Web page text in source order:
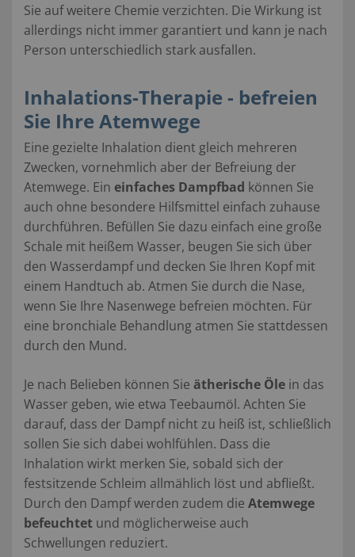
Sie auf weitere Chemie verzichten. Die Wirkung ist
allerdings nicht immer garantiert und kann je nach
Person unterschiedlich stark ausfallen.
Inhalations-Therapie - befreien
Sie Ihre Atemwege
Eine gezielte Inhalation dient gleich mehreren
Zwecken, vornehmlich aber der Befreiung der
Atemwege. Ein einfaches Dampfbad können Sie
auch ohne besondere Hilfsmittel einfach zuhause
durchführen. Befüllen Sie dazu einfach eine große
Schale mit heißem Wasser, beugen Sie sich über
den Wasserdampf und decken Sie Ihren Kopf mit
einem Handtuch ab. Atmen Sie durch die Nase,
wenn Sie Ihre Nasenwege befreien möchten. Für
eine bronchiale Behandlung atmen Sie stattdessen
durch den Mund.
Je nach Belieben können Sie ätherische Öle in das
Wasser geben, wie etwa Teebaumöl. Achten Sie
darauf, dass der Dampf nicht zu heiß ist, schließlich
sollen Sie sich dabei wohlfühlen. Dass die
Inhalation wirkt merken Sie, sobald sich der
festsitzende Schleim allmählich löst und abfließt.
Durch den Dampf werden zudem die Atemwege
befeuchtet und möglicherweise auch
Schwellungen reduziert.